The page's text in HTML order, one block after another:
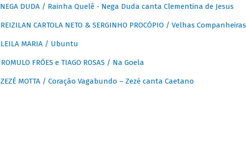
NEGA DUDA / Rainha Quelê - Nega Duda canta Clementina de Jesus
REIZILAN CARTOLA NETO & SERGINHO PROCÓPIO / Velhas Companheiras
LEILA MARIA / Ubuntu
ROMULO FRÓES e TIAGO ROSAS / Na Goela
ZEZÉ MOTTA / Coração Vagabundo – Zezé canta Caetano